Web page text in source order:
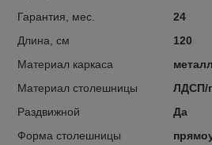
Гарантия, мес.
24
Длина, см
120
Материал каркаса
металл
Материал столешницы
ЛДСП/
Раздвижной
Да
Форма столешницы